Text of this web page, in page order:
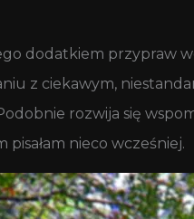
dodatkiem
z ciekawym,
rozwija się
pisałam nieco wcześniej.